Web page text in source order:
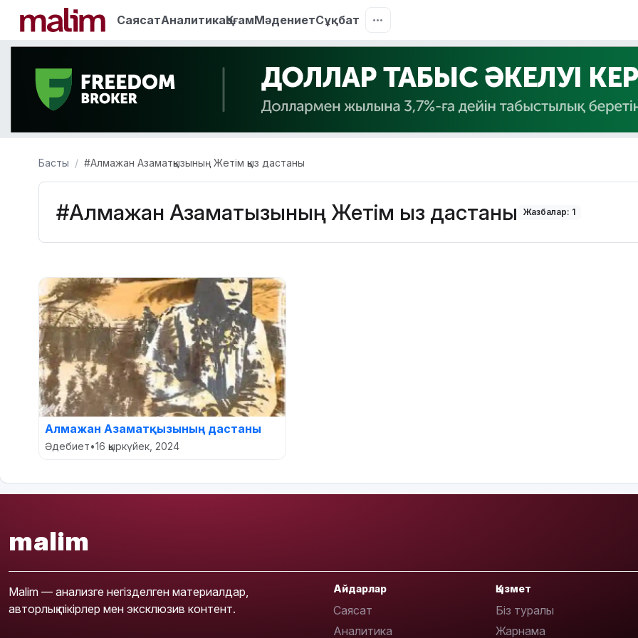
СаясатАналитикаҚоғамМәдениетСұқбат
Басты #Алмажан Азаматқызының Жетім қыз дастаны
#Алмажан Азаматқызының Жетім қыз дастаны Жазбалар: 1
Алмажан Азаматқызының дастаны
Әдебиет•16 қыркүйек, 2024
malim
Malim — анализге негізделген материалдар,
авторлық пікірлер мен эксклюзив контент.
Айдарлар
Саясат
Аналитика
Қызмет
Біз туралы
Жарнама